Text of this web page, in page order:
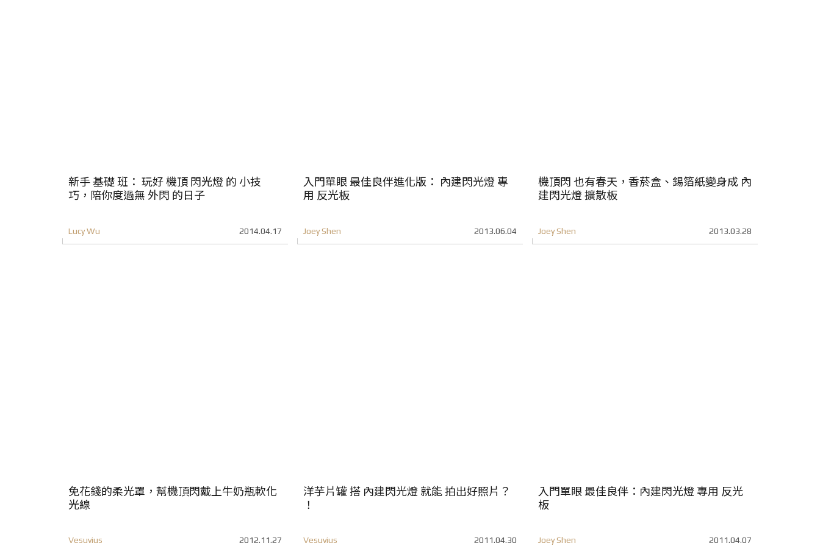
新手 基礎 班： 玩好 機頂 閃光燈 的 小技
巧，陪你度過無 外閃 的日子
Lucy Wu 2014.04.17
入門單眼 最佳良伴進化版： 內建閃光燈 專
用 反光板
Joey Shen 2013.06.04
機頂閃 也有春天，香菸盒、錫箔紙變身成 內
建閃光燈 擴散板
Joey Shen 2013.03.28
免花錢的柔光罩，幫機頂閃戴上牛奶瓶軟化
光線
Vesuvius 2012.11.27
洋芋片罐 搭 內建閃光燈 就能 拍出好照片？
！
Vesuvius 2011.04.30
入門單眼 最佳良伴：內建閃光燈 專用 反光
板
Joey Shen 2011.04.07